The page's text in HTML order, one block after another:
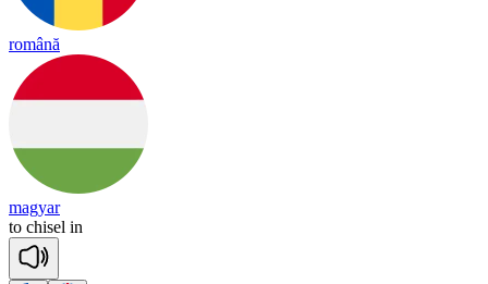
română
magyar
to chisel in